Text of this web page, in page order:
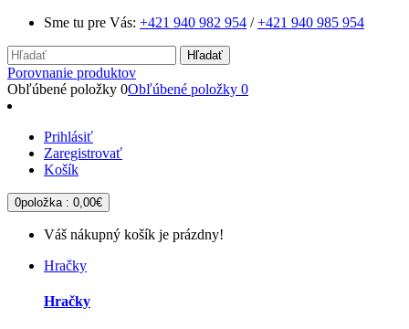
Sme tu pre Vás: +421 940 982 954 /+421 940 985 954
Hľadať
Porovnanie produktov
Obľúbené položky 0Obľúbené položky 0
Prihlásiť
Zaregistrovať
Košík
0položka : 0,00€
Váš nákupný košík je prázdny!
Hračky
Hračky